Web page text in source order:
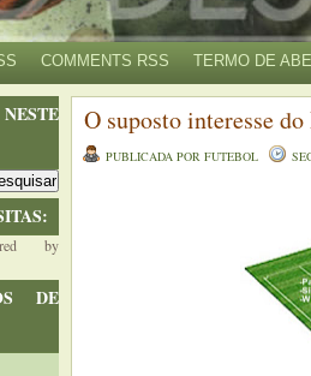
COMMENTS RSS TERMO DE
DE
O suposto interesse
PUBLICADA POR FUTEBOL